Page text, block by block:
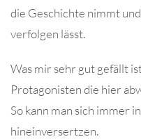
die Geschichte nimmt
verfolgen lässt.
Was mir sehr gut gefällt
Protagonisten die hier
So kann man sich immer
hineinversertzen.